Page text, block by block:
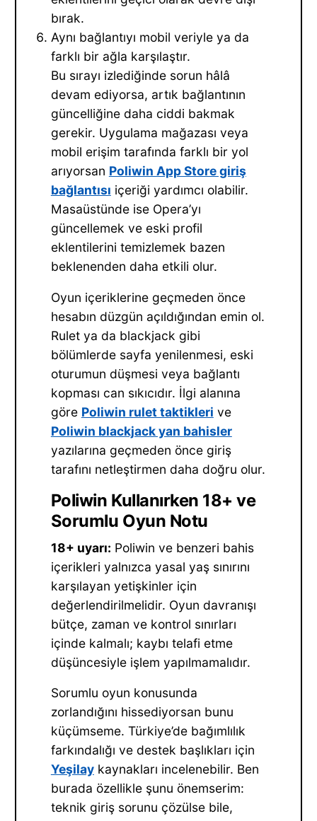
bırak.
Aynı bağlantıyı mobil veriyle ya da
farklı bir ağla karşılaştır.
Bu sırayı izlediğinde sorun hâlâ
devam ediyorsa, artık bağlantının
güncelliğine daha ciddi bakmak
gerekir. Uygulama mağazası veya
mobil erişim tarafında farklı bir yol
arıyorsan Poliwin App Store giriş
bağlantısı içeriği yardımcı olabilir.
Masaüstünde ise Opera’yı
güncellemek ve eski profil
eklentilerini temizlemek bazen
beklenenden daha etkili olur.
Oyun içeriklerine geçmeden önce
hesabın düzgün açıldığından emin ol.
Rulet ya da blackjack gibi
bölümlerde sayfa yenilenmesi, eski
oturumun düşmesi veya bağlantı
kopması can sıkıcıdır. İlgi alanına
göre Poliwin rulet taktikleri ve
Poliwin blackjack yan bahisler
yazılarına geçmeden önce giriş
tarafını netleştirmen daha doğru olur.
Poliwin Kullanırken 18+ ve
Sorumlu Oyun Notu
18+ uyarı: Poliwin ve benzeri bahis
içerikleri yalnızca yasal yaş sınırını
karşılayan yetişkinler için
değerlendirilmelidir. Oyun davranışı
bütçe, zaman ve kontrol sınırları
içinde kalmalı; kaybı telafi etme
düşüncesiyle işlem yapılmamalıdır.
Sorumlu oyun konusunda
zorlandığını hissediyorsan bunu
küçümseme. Türkiye’de bağımlılık
farkındalığı ve destek başlıkları için
Yeşilaykaynakları incelenebilir. Ben
burada özellikle şunu önemserim:
teknik giriş sorunu çözülse bile,